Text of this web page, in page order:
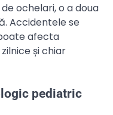
ochelari, o a doua
Accidentele se
afecta
și chiar
pediatric